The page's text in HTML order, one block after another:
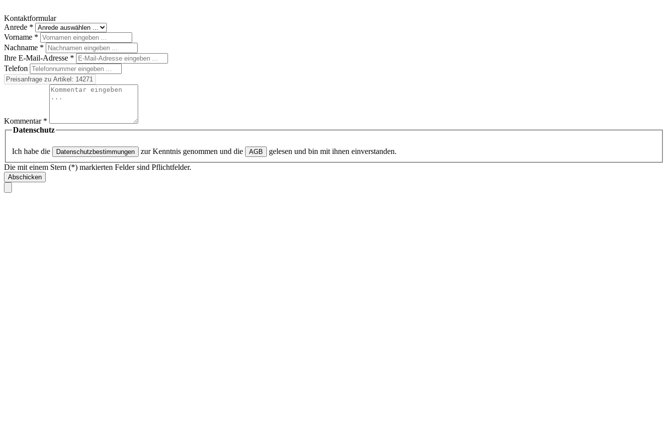
Kontaktformular
Anrede *
Vorname *
Nachname *
Ihre E-Mail-Adresse *
Telefon
Kommentar *
Datenschutz
Ich habe die Datenschutzbestimmungen zur Kenntnis genommen und die AGB
gelesen und bin mit ihnen einverstanden.
Die mit einem Stern (*) markierten Felder sind Pflichtfelder.
Abschicken